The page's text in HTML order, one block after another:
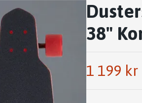
38"
1 199 kr